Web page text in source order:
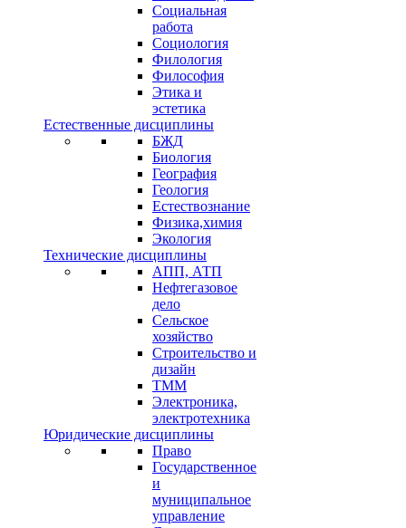
Социальная
работа
Социология
Филология
Философия
Этика и
эстетика
Естественные дисциплины
БЖД
Биология
География
Геология
Естествознание
Физика,химия
Экология
Технические дисциплины
АПП, АТП
Нефтегазовое
дело
Сельское
хозяйство
Строительство и
дизайн
ТММ
Электроника,
электротехника
Юридические дисциплины
Право
Государственное
и
муниципальное
управление